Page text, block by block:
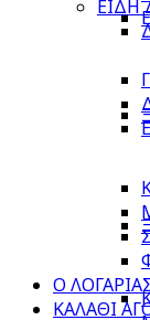
Ο
ΚΑΛΑΘΙ
ΕΙΔΗ